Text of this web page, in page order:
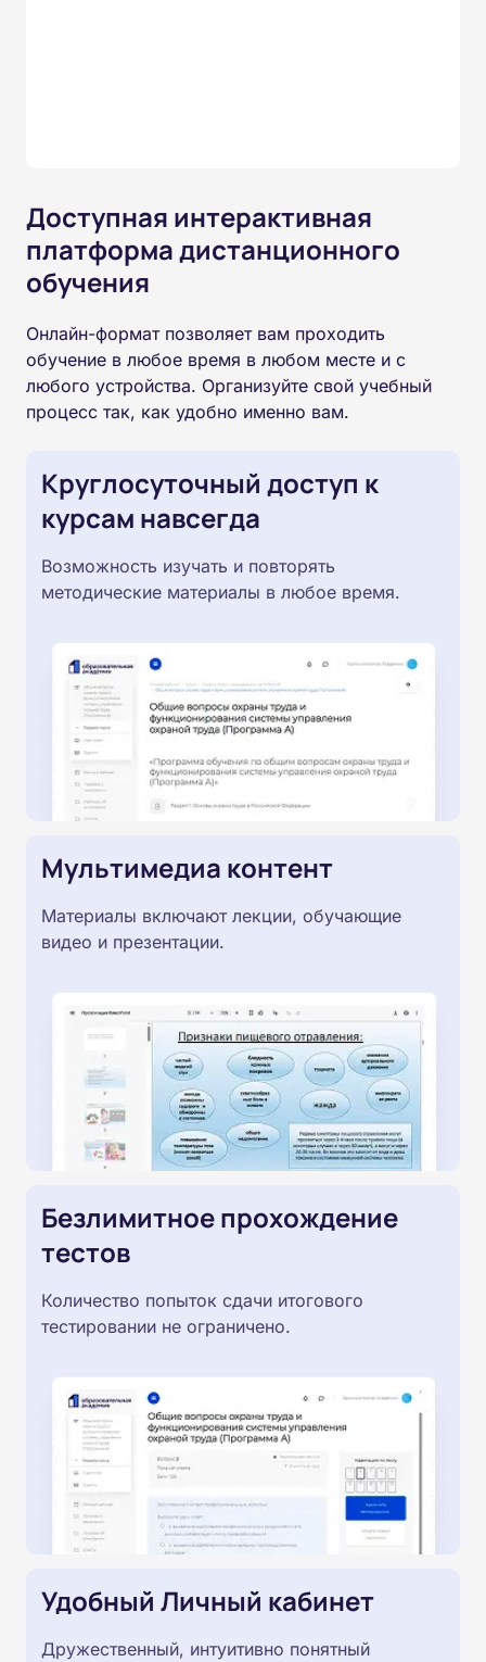
Доступная интерактивная
платформа дистанционного
обучения
Онлайн-формат позволяет вам проходить
обучение в любое время в любом месте и с
любого устройства. Организуйте свой учебный
процесс так, как удобно именно вам.
Круглосуточный доступ к
курсам навсегда
Возможность изучать и повторять
методические материалы в любое время.
Мультимедиа контент
Материалы включают лекции, обучающие
видео и презентации.
Безлимитное прохождение
тестов
Количество попыток сдачи итогового
тестировании не ограничено.
Удобный Личный кабинет
Дружественный, интуитивно понятный